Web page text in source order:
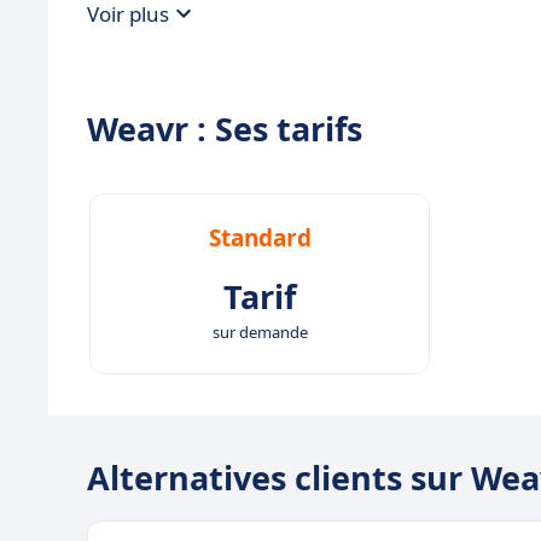
Voir plus
Weavr : Ses tarifs
Standard
Tarif
sur demande
Alternatives clients sur